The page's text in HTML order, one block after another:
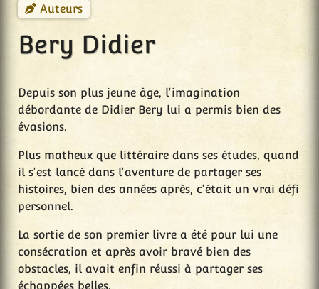
Auteurs
Bery Didier
Depuis son plus jeune âge, l'imagination
débordante de Didier Bery lui a permis bien des
évasions.
Plus matheux que littéraire dans ses études, quand
il s'est lancé dans l'aventure de partager ses
histoires, bien des années après, c'était un vrai défi
personnel.
La sortie de son premier livre a été pour lui une
consécration et après avoir bravé bien des
obstacles, il avait enfin réussi à partager ses
échappées belles.